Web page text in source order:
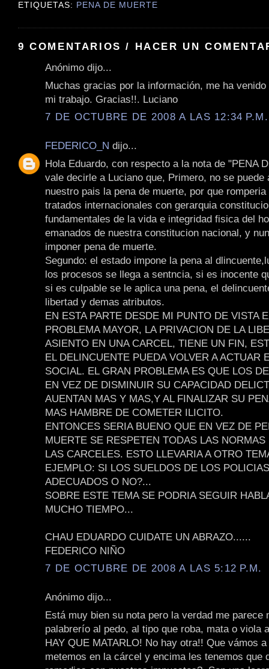
ETIQUETAS: PENA DE MUERTE
9 COMENTARIOS / HACER UN
Anónimo dijo...
Muchas gracias por la información, me ha
mi trabajo. Gracias!!. Luciano
7 DE OCTUBRE DE 2008 A LAS 12:34 P.M.
FEDERICO_N dijo...
Hola Eduardo, con respecto a la nota de "PENA
vale decirle a Luciano que, Primero, no se puede
nuestro pais la pena de muerte, por que
tratados internacionales con gerarquia
fundamentales de la vida e integridad fisica del
emanados de nuestra constitucion nacional, y
imponer pena de muerte.
Segundo: el estado impone la pena al
los procesos se llega a sentncia, si es inocente
si es culpable se le aplica una pena, el
libertad y demas atributos.
EN ESTA PARTE DESDE MI PUNTO DE VISTA
PROBLEMA MAYOR, LA PRIVACION DE LA
ASIENTO EN UNA CARCEL, TIENE UN FIN,
EL DELINCUENTE PUEDA VOLVER A ACTUAR
SOCIAL. EL GRAN PROBLEMA ES QUE LOS
EN VEZ DE DISMINUIR SU CAPACIDAD
AUENTAN MAS Y MAS,Y AL FINALIZAR SU
MAS HAMBRE DE COMETER ILICITO.
ENTONCES SERIA BUENO QUE EN VEZ DE
MUERTE SE RESPETEN TODAS LAS
LAS CARCELES. ESTO LLEVARIA A OTRO
EJEMPLO: SI LOS SUELDOS DE LOS
ADECUADOS O NO?...
SOBRE ESTE TEMA SE PODRIA SEGUIR
MUCHO TIEMPO...
CHAU EDUARDO CUIDATE UN ABRAZO......
FEDERICO NIÑO
7 DE OCTUBRE DE 2008 A LAS 5:12 P.M.
Anónimo dijo...
Está muy bien su nota pero la verdad me parece
palabrerío al pedo, al tipo que roba, mata o viola
HAY QUE MATARLO! No hay otra!! Que vámos
metemos en la cárcel y encima les tenemos que